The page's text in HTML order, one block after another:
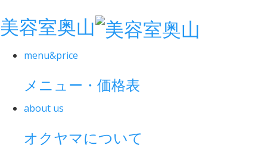
美容室奥山
menu&price
メニュー・価格表
about us
オクヤマについて